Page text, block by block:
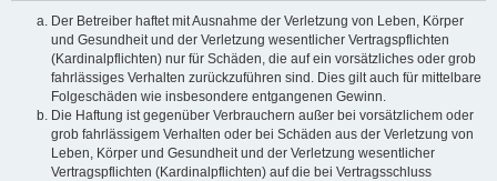
Der Betreiber haftet mit Ausnahme der Verletzung von Leben, Körper
und Gesundheit und der Verletzung wesentlicher Vertragspflichten
(Kardinalpflichten) nur für Schäden, die auf ein vorsätzliches oder grob
fahrlässiges Verhalten zurückzuführen sind. Dies gilt auch für mittelbare
Folgeschäden wie insbesondere entgangenen Gewinn.
Die Haftung ist gegenüber Verbrauchern außer bei vorsätzlichem oder
grob fahrlässigem Verhalten oder bei Schäden aus der Verletzung von
Leben, Körper und Gesundheit und der Verletzung wesentlicher
Vertragspflichten (Kardinalpflichten) auf die bei Vertragsschluss